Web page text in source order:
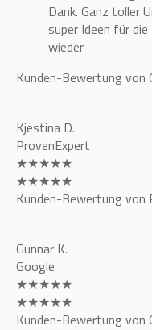
Dank. Ganz toller
super Ideen für
wieder
Kunden-Bewertung von
Kjestina D.
ProvenExpert
★★★★★
★★★★★
Kunden-Bewertung von
Gunnar K.
Google
★★★★★
★★★★★
Kunden-Bewertung von